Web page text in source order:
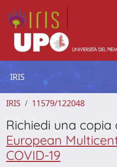
IRIS
IRIS 11579/122048
Richiedi una
European
COVID-19